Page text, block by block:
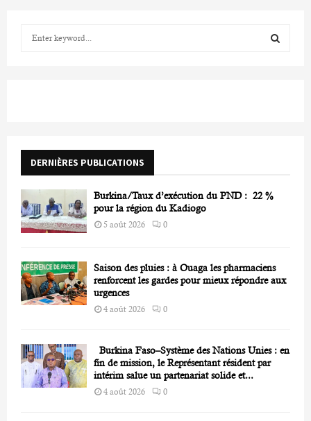
r
DERNIÈRES PUBLICATIONS
Burkina/Taux d’exécution du PND : 22 %
pour la région du Kadiogo
5 août 2026 0
Saison des pluies : à Ouaga les pharmaciens
renforcent les gardes pour mieux répondre aux
urgences
4 août 2026 0
Burkina Faso–Système des Nations Unies : en
fin de mission, le Représentant résident par
intérim salue un partenariat solide et...
4 août 2026 0